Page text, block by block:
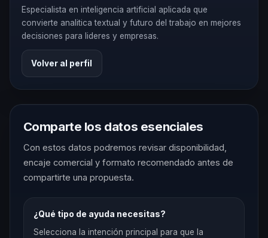
Especialista en inteligencia artificial aplicada que
convierte analitica textual y futuro del trabajo en mejores
decisiones para lideres y empresas.
Volver al perfil
Comparte los datos esenciales
Con estos datos podremos revisar disponibilidad,
encaje comercial y formato recomendado antes de
compartirte una propuesta.
¿Qué tipo de ayuda necesitas?
Selecciona la intención principal para que la